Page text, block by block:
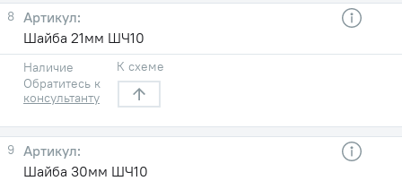
8
Шайба 21мм ШЧ10
Наличие
Обратитесь к
консультанту
К схеме
9
Шайба 30мм ШЧ10